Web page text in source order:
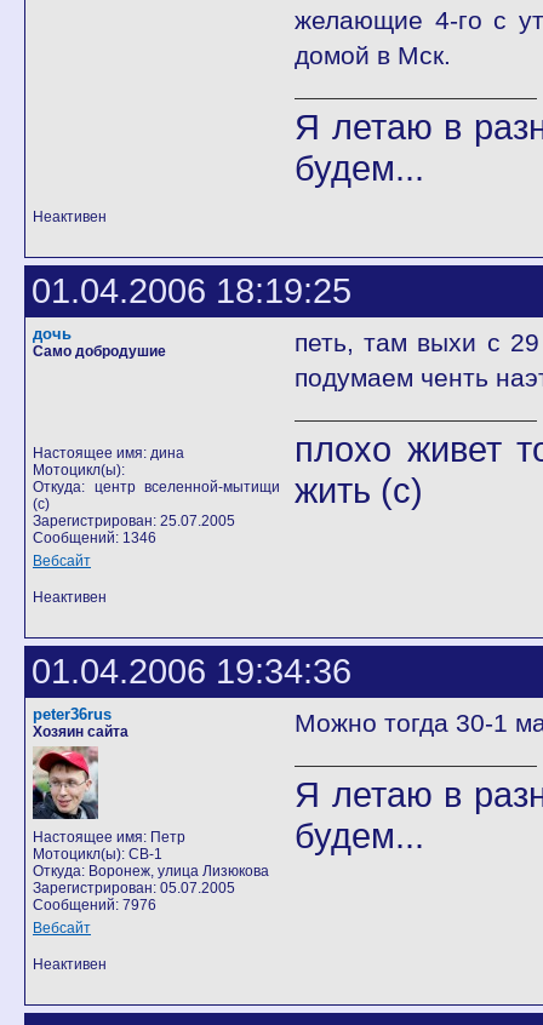
желающие 4-го с
домой в Мск.
Я летаю в
будем...
Неактивен
01.04.2006 18:19:25
дочь
Само добродушие
Настоящее имя: дина
Мотоцикл(ы):
Откуда: центр вселенной-мытищи
(с)
Зарегистрирован: 25.07.2005
Сообщений: 1346
Вебсайт
петь, там выхи с
подумаем ченть
плохо живет
жить (с)
Неактивен
01.04.2006 19:34:36
peter36rus
Хозяин сайта
Настоящее имя: Петр
Мотоцикл(ы): CB-1
Откуда: Воронеж, улица Лизюкова
Зарегистрирован: 05.07.2005
Сообщений: 7976
Вебсайт
Можно тогда 30-1
Я летаю в
будем...
Неактивен